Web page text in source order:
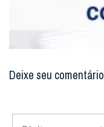
Deixe seu comentário